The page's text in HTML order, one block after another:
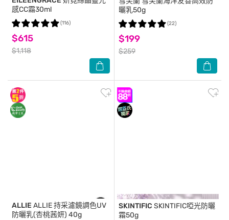
感CC霜30ml
$615
$1,118
(116)
曬乳50g
$199
$259
(22)
ALLIE ALLIE 持采濾鏡調色UV
防曬乳(杏桃茜妍) 40g
SKINTIFIC SKINTIFIC啞光防曬
霜50g